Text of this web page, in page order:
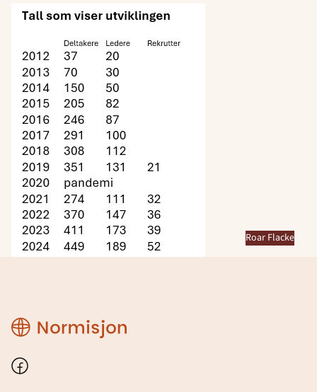
Roar Flacke
Region
Rogaland
Facebook